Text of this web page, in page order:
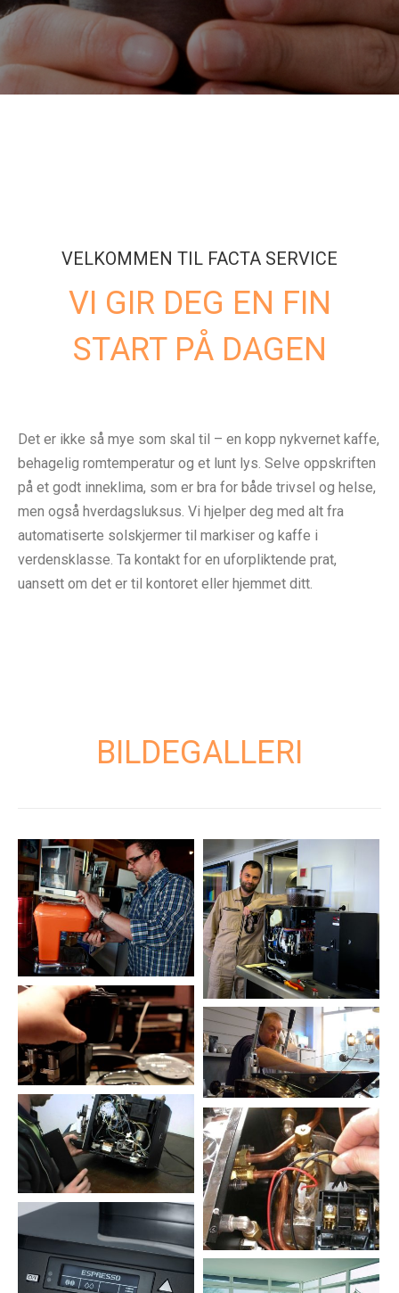
VELKOMMEN TIL FACTA SERVICE
VI GIR DEG EN FIN
START PÅ DAGEN
Det er ikke så mye som skal til – en kopp nykvernet kaffe,
behagelig romtemperatur og et lunt lys. Selve oppskriften
på et godt inneklima, som er bra for både trivsel og helse,
men også hverdagsluksus. Vi hjelper deg med alt fra
automatiserte solskjermer til markiser og kaffe i
verdensklasse. Ta kontakt for en uforpliktende prat,
uansett om det er til kontoret eller hjemmet ditt.
BILDEGALLERI